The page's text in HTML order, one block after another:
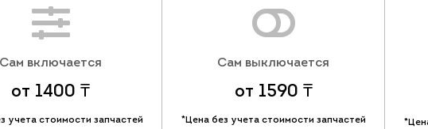
Сам включается
от 1400 ₸
учета стоимости запчастей
Сам выключается
от 1590 ₸
*Цена без учета стоимости запчастей